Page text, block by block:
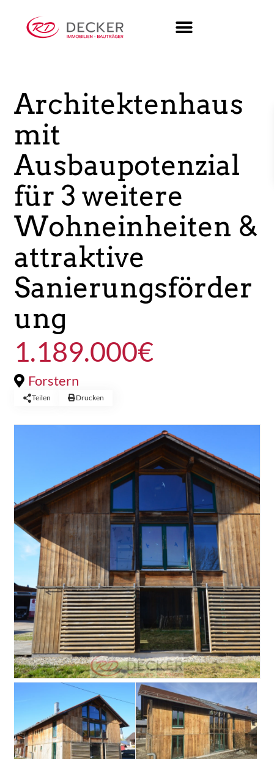
Architektenhaus
mit
Ausbaupotenzial
für 3 weitere
Wohneinheiten &
attraktive
Sanierungsförder
ung
1.189.000€
Forstern
Teilen Drucken